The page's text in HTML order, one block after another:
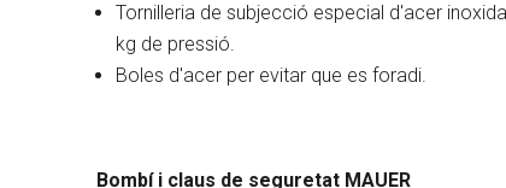
Tornilleriade subjecció especial d'acer
kg de pressió.
Boles d'acer per evitar que es foradi.
Bombí i claus de seguretat MAUER